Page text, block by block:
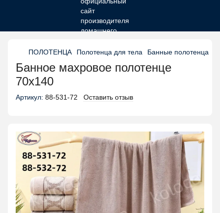
ПОЛОТЕНЦА Полотенца для тела Банные полотенца
Банное махровое полотенце
70х140
Артикул: 88-531-72 Оставить отзыв